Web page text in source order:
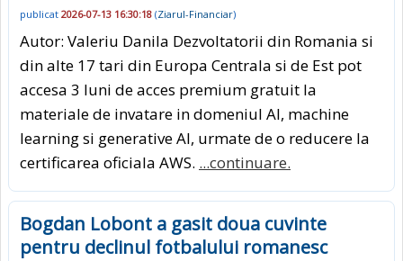
publicat 2026-07-13 16:30:18 (Ziarul-Financiar)
Autor: Valeriu Danila Dezvoltatorii din Romania si
din alte 17 tari din Europa Centrala si de Est pot
accesa 3 luni de acces premium gratuit la
materiale de invatare in domeniul AI, machine
learning si generative AI, urmate de o reducere la
certificarea oficiala AWS. ...continuare.
Bogdan Lobont a gasit doua cuvinte
pentru declinul fotbalului romanesc